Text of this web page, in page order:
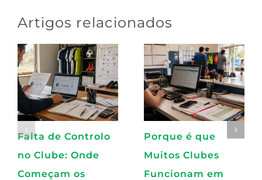
Artigos relacionados
Falta de Controlo
no Clube: Onde
Começam os
Porque é que
Muitos Clubes
Funcionam em